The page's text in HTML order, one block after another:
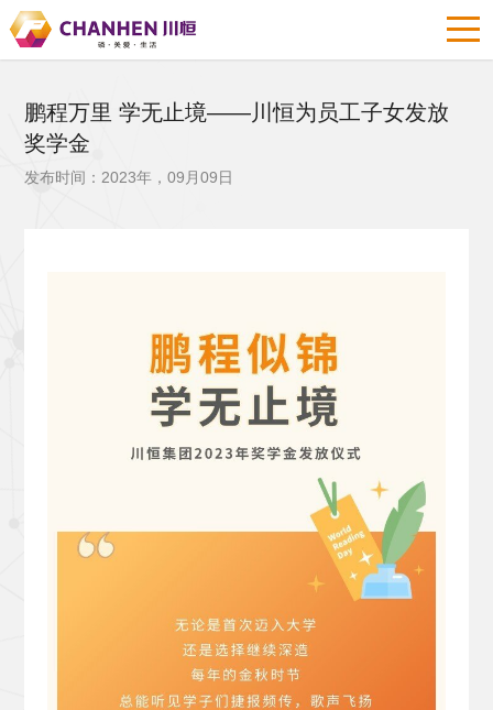
鹏程万里 学无止境——川恒为员工子女发放
奖学金
发布时间：2023年，09月09日